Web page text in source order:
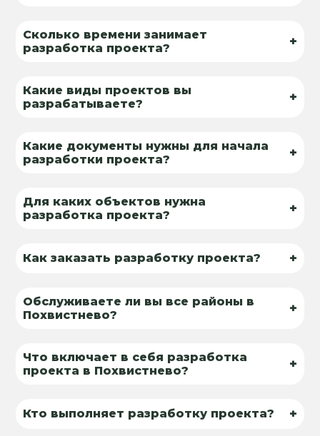
Сколько времени занимает
разработка проекта?
+
Какие виды проектов вы
разрабатываете?
+
Какие документы нужны для начала
разработки проекта?
+
Для каких объектов нужна
разработка проекта?
+
Как заказать разработку проекта? +
Обслуживаете ли вы все районы в
Похвистнево?
+
Что включает в себя разработка
проекта в Похвистнево?
+
Кто выполняет разработку проекта? +